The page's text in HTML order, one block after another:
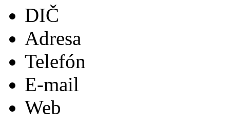
DIČ
Adresa
Telefón
E-mail
Web